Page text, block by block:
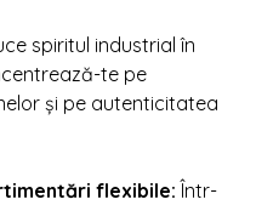
spiritul industrial în
te pe
și pe autenticitatea
flexibile: Într-